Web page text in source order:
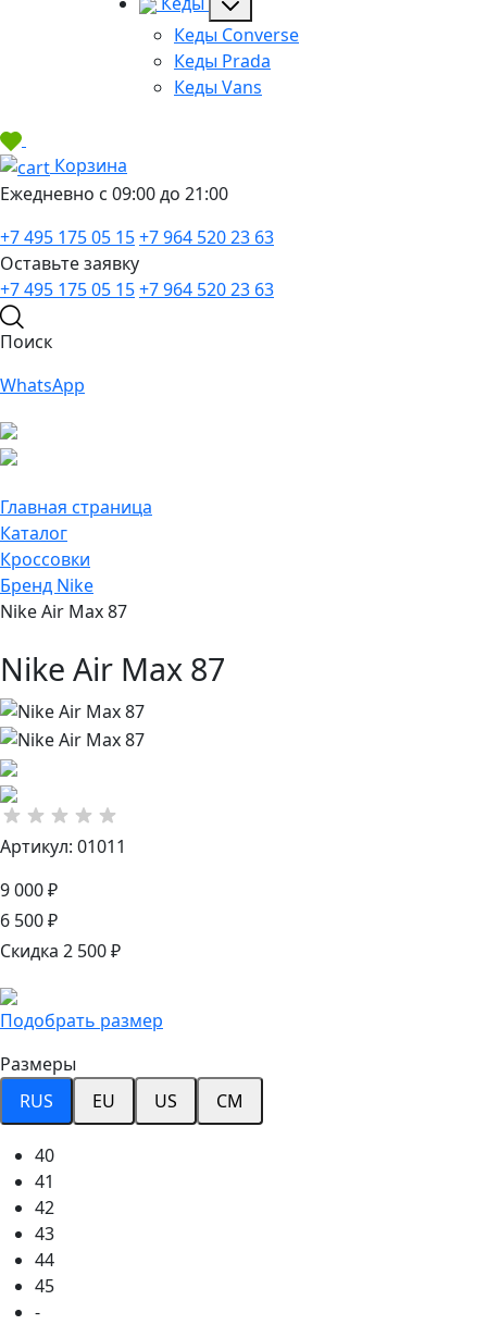
Кеды Converse
Кеды Prada
Кеды Vans
Корзина
Ежедневно с 09:00 до 21:00
+7 495 175 05 15+7 964 520 23 63
Оставьте заявку
+7 495 175 05 15+7 964 520 23 63
Поиск
WhatsApp
Главная страница
Каталог
Кроссовки
Бренд Nike
Nike Air Max 87
Nike Air Max 87
Артикул: 01011
9 000 ₽
6 500 ₽
Скидка 2 500 ₽
Подобрать размер
Размеры
RUS
EU US CM
40
41
42
43
44
45
-